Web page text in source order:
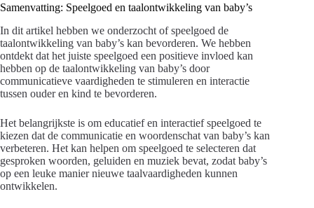
Samenvatting: Speelgoed en taalontwikkeling van baby’s
In dit artikel hebben we onderzocht of speelgoed de
taalontwikkeling van baby’s kan bevorderen. We hebben
ontdekt dat het juiste speelgoed een positieve invloed kan
hebben op de taalontwikkeling van baby’s door
communicatieve vaardigheden te stimuleren en interactie
tussen ouder en kind te bevorderen.
Het belangrijkste is om educatief en interactief speelgoed te
kiezen dat de communicatie en woordenschat van baby’s kan
verbeteren. Het kan helpen om speelgoed te selecteren dat
gesproken woorden, geluiden en muziek bevat, zodat baby’s
op een leuke manier nieuwe taalvaardigheden kunnen
ontwikkelen.